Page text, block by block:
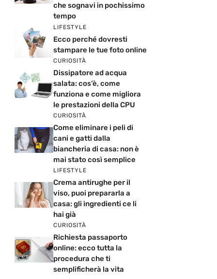
che sognavi in pochissimo
tempo
LIFESTYLE
Ecco perché dovresti
stampare le tue foto online
CURIOSITÀ
Dissipatore ad acqua
salata: cos’è, come
funziona e come migliora
le prestazioni della CPU
CURIOSITÀ
Come eliminare i peli di
cani e gatti dalla
biancheria di casa: non è
mai stato così semplice
LIFESTYLE
Crema antirughe per il
viso, puoi prepararla a
casa: gli ingredienti ce li
hai già
CURIOSITÀ
Richiesta passaporto
online: ecco tutta la
procedura che ti
semplificherà la vita